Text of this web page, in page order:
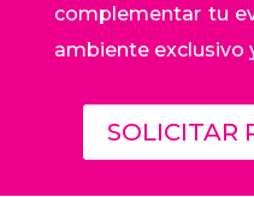
complementar tu
ambiente exclusivo
SOLICITAR